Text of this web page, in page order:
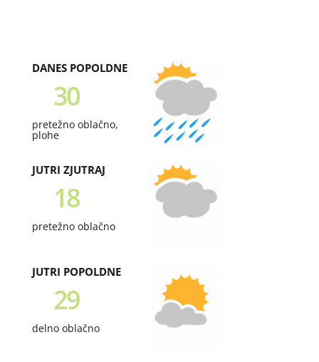
DANES POPOLDNE
30
pretežno oblačno,
plohe
JUTRI ZJUTRAJ
18
pretežno oblačno
JUTRI POPOLDNE
29
delno oblačno